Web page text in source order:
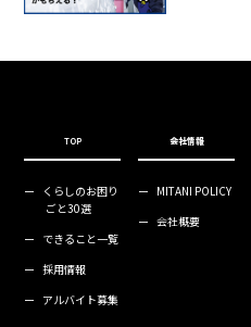
TOP
ー
くらしのお困り
ごと30選
ー できること一覧
ー 採用情報
ー アルバイト募集
会社情報
ー MITANI POLICY
ー 会社概要